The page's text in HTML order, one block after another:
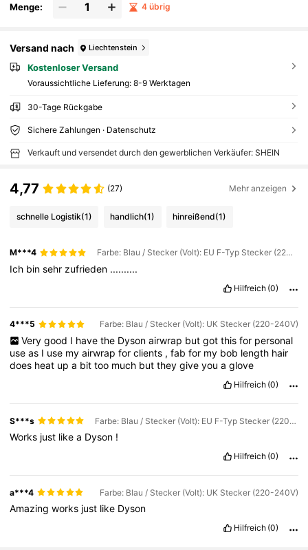
Menge: 4 übrig
Versand nach Liechtenstein
Kostenloser Versand
Voraussichtliche Lieferung: 8-9 Werktagen
30-Tage Rückgabe
Sichere Zahlungen · Datenschutz
Verkauft und versendet durch den gewerblichen Verkäufer: SHEIN
4,77 (27) Mehr anzeigen
schnelle Logistik(1) handlich(1) hinreißend(1)
M***4 Farbe: Blau / Stecker (Volt): EU F-Typ Stecker (220-240V)
Ich binsehr zufrieden ..........
Hilfreich (0)
4***5 Farbe: Blau / Stecker (Volt): UK Stecker (220-240V)
Very good I have the Dyson airwrap but got this for personal
useas I use myairwrapforclients ,fabfor my bob length hair
does heat upa bittoo much buttheygiveyouaglove
Hilfreich (0)
S***s Farbe: Blau / Stecker (Volt): EU F-Typ Stecker (220-240V)
Works just likea Dyson !
Hilfreich (0)
a***4 Farbe: Blau / Stecker (Volt): UK Stecker (220-240V)
Amazingworks just like Dyson
Hilfreich (0)